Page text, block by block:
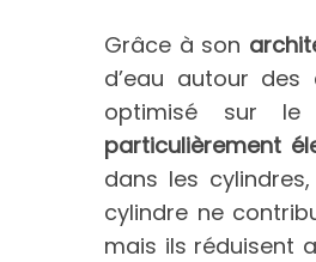
Grâce à son
d’eau autour
optimisé sur le
particulièrement
dans les
cylindre ne
mais ils réduisent